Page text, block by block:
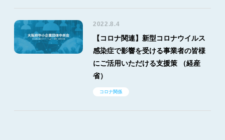
2022.8.4
【コロナ関連】新型コロナウイルス
感染症で影響を受ける事業者の皆様
にご活用いただける支援策 （経産
省）
コロナ関係